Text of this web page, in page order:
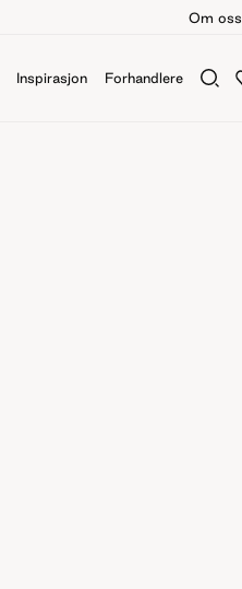
Om oss
Inspirasjon Forhandlere